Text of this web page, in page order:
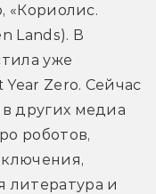
«Кориолис.
Lands). В
уже
Zero. Сейчас
других медиа
роботов,
литература и